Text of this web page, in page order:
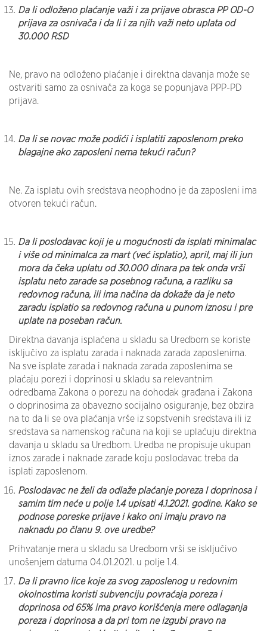
Da li odloženo plaćanje važi i za prijave obrasca PP OD-O
prijava za osnivača i da li i za njih važi neto uplata od
30.000 RSD
Ne, pravo na odloženo plaćanje i direktna davanja može se
ostvariti samo za osnivača za koga se popunjava PPP-PD
prijava.
Da li se novac može podići i isplatiti zaposlenom preko
blagajne ako zaposleni nema tekući račun?
Ne. Za isplatu ovih sredstava neophodno je da zaposleni ima
otvoren tekući račun.
Da li poslodavac koji je u mogućnosti da isplati minimalac
i više od minimalca za mart (već isplatio), april, maj ili jun
mora da čeka uplatu od 30.000 dinara pa tek onda vrši
isplatu neto zarade sa posebnog računa, a razliku sa
redovnog računa, ili ima načina da dokaže da je neto
zaradu isplatio sa redovnog računa u punom iznosu i pre
uplate na poseban račun.
Direktna davanja isplaćena u skladu sa Uredbom se koriste
isključivo za isplatu zarada i naknada zarada zaposlenima.
Na sve isplate zarada i naknada zarada zaposlenima se
plaćaju porezi i doprinosi u skladu sa relevantnim
odredbama Zakona o porezu na dohodak građana i Zakona
o doprinosima za obavezno socijalno osiguranje, bez obzira
na to da li se ova plaćanja vrše iz sopstvenih sredstava ili iz
sredstava sa namenskog računa na koji se uplaćuju direktna
davanja u skladu sa Uredbom. Uredba ne propisuje ukupan
iznos zarade i naknade zarade koju poslodavac treba da
isplati zaposlenom.
Poslodavac ne želi da odlaže plaćanje poreza I doprinosa i
samim tim neće u polje 1.4 upisati 4.1.2021. godine. Kako se
podnose poreske prijave i kako oni imaju pravo na
naknadu po članu 9. ove uredbe?
Prihvatanje mera u skladu sa Uredbom vrši se isključivo
unošenjem datuma 04.01.2021. u polje 1.4.
Da li pravno lice koje za svog zaposlenog u redovnim
okolnostima koristi subvenciju povraćaja poreza i
doprinosa od 65% ima pravo korišćenja mere odlaganja
poreza i doprinosa a da pri tom ne izgubi pravo na